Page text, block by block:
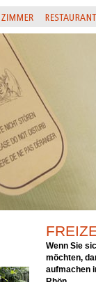
Wenn Sie
möchten,
aufmachen